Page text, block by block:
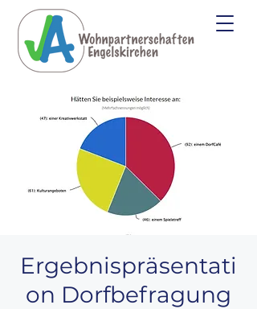
Ergebnispräsentati
on Dorfbefragung